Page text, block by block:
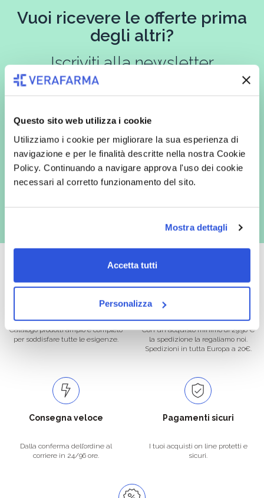
Questo sito web utilizza i cookie
Utilizziamo i cookie per migliorare la sua esperienza di
navigazione e per le finalità descritte nella nostra Cookie
Policy. Continuando a navigare approva l'uso dei cookie
necessari al corretto funzionamento del sito.
Mostra dettagli
Accetta tutti
Personalizza
Vuoi ricevere le offerte prima
degli altri?
Iscriviti alla newsletter
In qualità di interessato, avendo letto l’informativa
espressamente al trattamento dei miei dati personali per finalità
commerciali da parte di Verafarma, tra cui invio di comunicazioni
marketing (con modalità telematiche - quali ad es. newsletter ed e-mail
con inviti e comunicazioni commerciali - e modalità tradizionali, quali ad
es. posta cartacea)
Oltre 50.000 prodotti
Catalogo prodotti ampio e completo
per soddisfare tutte le esigenze.
Spedizione gratuita
Con un acquisto minimo di 29.90 €
la spedizione la regaliamo noi.
Spedizioni in tutta Europa a 20€.
Consegna veloce
Dalla conferma dell’ordine al
corriere in 24/96 ore.
Pagamenti sicuri
I tuoi acquisti on line protetti e
sicuri.